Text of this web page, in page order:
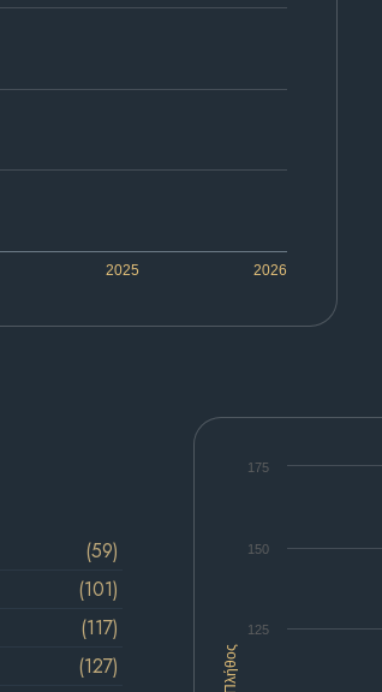
2025 2026
Πλήθος
125
150
175
(59)
(101)
(117)
(127)